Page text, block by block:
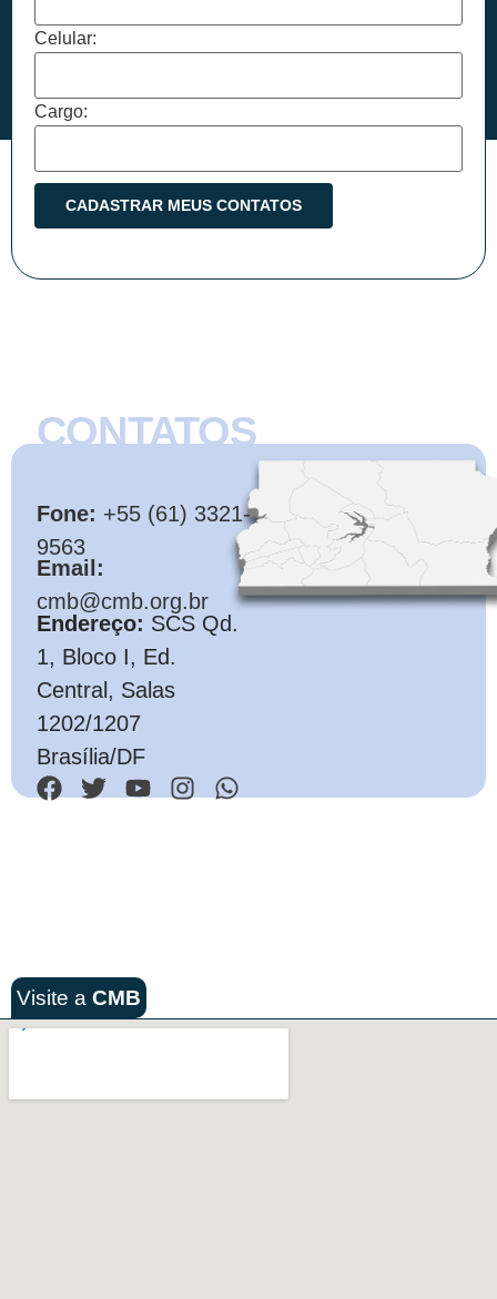
Celular:
Cargo:
CONTATOS
Fone: +55 (61) 3321-
9563
Email:
cmb@cmb.org.br
Endereço: SCS Qd.
1, Bloco I, Ed.
Central, Salas
1202/1207
Brasília/DF
Visite a CMB